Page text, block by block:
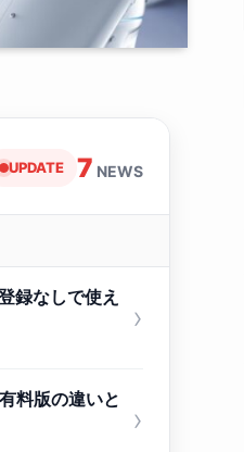
UPDATE 7 NEWS
録なしで使え
›
料版の違いと
›